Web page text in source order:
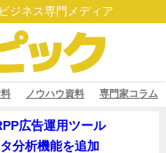
ジネス専門メディア
ノウハウ資料 専門家コラム
広告運用ツール
分析機能を追加